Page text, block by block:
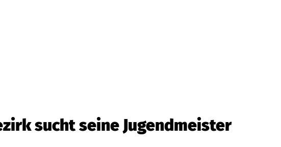
sucht seine Jugendmeister